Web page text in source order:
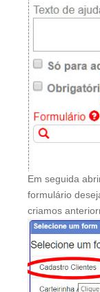
Em seguida
formulário
criamos